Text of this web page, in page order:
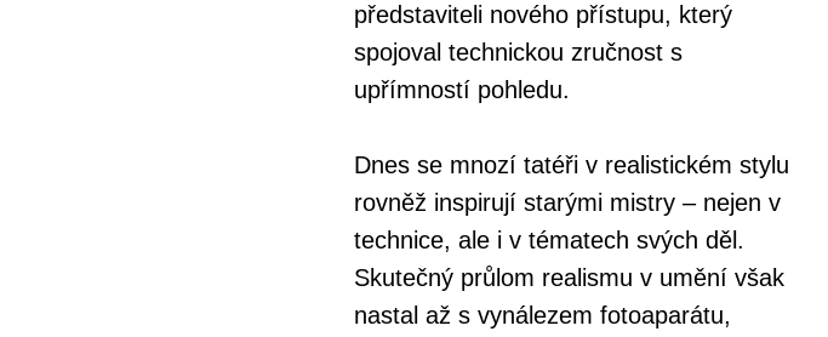
představiteli nového přístupu, který
spojoval technickou zručnost s
upřímností pohledu.
Dnes se mnozí tatéři v realistickém stylu
rovněž inspirují starými mistry – nejen v
technice, ale i v tématech svých děl.
Skutečný průlom realismu v umění však
nastal až s vynálezem fotoaparátu,